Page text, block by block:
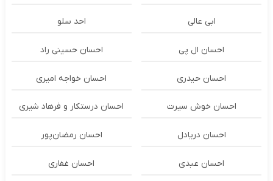
ابی عالی احد سلو
احسان ال پی احسان حسینی راد
احسان حیدری احسان خواجه امیری
احسان خوش سیرت احسان درستكار و فرهاد شيرى
احسان دریادل احسان رمضان‌پور
احسان عبدی احسان غفاری